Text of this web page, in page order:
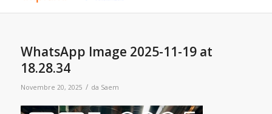
WhatsApp Image 2025-11-19 at
18.28.34
Novembre 20, 2025 / da Saem